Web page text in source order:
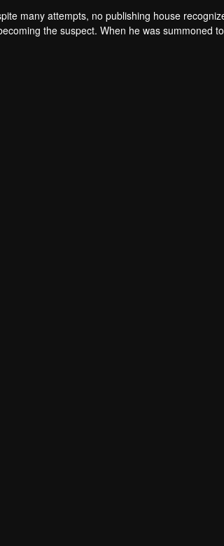
many attempts, no publishing house
the suspect. When he was summoned
from his book, who came to life for reasons
to end his life. How will Chen Chao survive